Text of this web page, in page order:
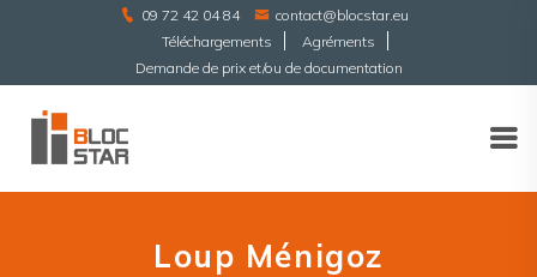
09 72 42 04 84
contact@blocstar.eu
Téléchargements
Agréments
Demande de prix et/ou de documentation
Loup Ménigoz